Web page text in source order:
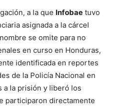
a la que Infobae tuvo
asignada a la cárcel
se omite para no
en curso en Honduras,
identificada en reportes
de la Policía Nacional en
a la prisión y liberó los
participaron directamente